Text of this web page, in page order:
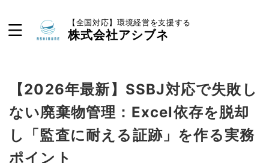
【全国対応】環境経営を支援する
株式会社アシブネ
【2026年最新】SSBJ対応で失敗し
ない廃棄物管理：Excel依存を脱却
し「監査に耐える証跡」を作る実務
ポイント